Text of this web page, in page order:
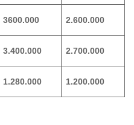
3600.000 2.600.000
3.400.000 2.700.000
1.280.000 1.200.000